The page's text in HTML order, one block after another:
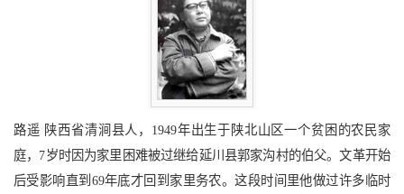
路遥 陕西省清涧县人，1949年出生于陕北山区一个贫困的农民家
庭，7岁时因为家里困难被过继给延川县郭家沟村的伯父。文革开始
后受影响直到69年底才回到家里务农。这段时间里他做过许多临时